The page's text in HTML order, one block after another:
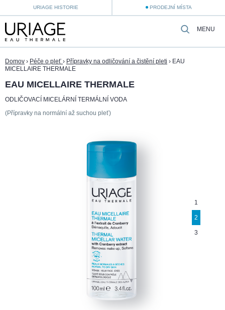
URIAGE HISTORIE PRODEJNÍ MÍSTA
MENU
Domov › Péče o pleť › Přípravky na odličování a čistění pleti › EAU
MICELLAIRE THERMALE
EAU MICELLAIRE THERMALE
ODLIČOVACÍ MICELÁRNÍ TERMÁLNÍ VODA
(Přípravky na normální až suchou pleť)
1
2
3